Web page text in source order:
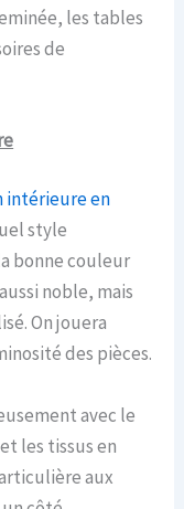
les tables
de
intérieure en
style
bonne couleur
noble, mais
On jouera
des pièces.
avec le
les tissus en
aux